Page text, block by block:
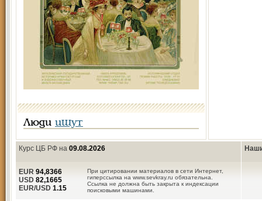
Люди ищут
Курс ЦБ РФ на 09.08.2026
При цитировании материалов в сети Интернет,
гиперссылка на www.sevkray.ru обязательна.
Ссылка не должна быть закрыта к индексации
поисковыми машинами.
EUR 94,8366
USD 82,1665
EUR/USD 1.15